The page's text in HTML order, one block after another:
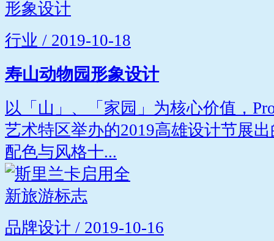
行业 / 2019-10-18
寿山动物园形象设计
以「山」、「家园」为核心价值，
艺术特区举办的2019高雄设计节展
配色与风格十...
品牌设计 / 2019-10-16